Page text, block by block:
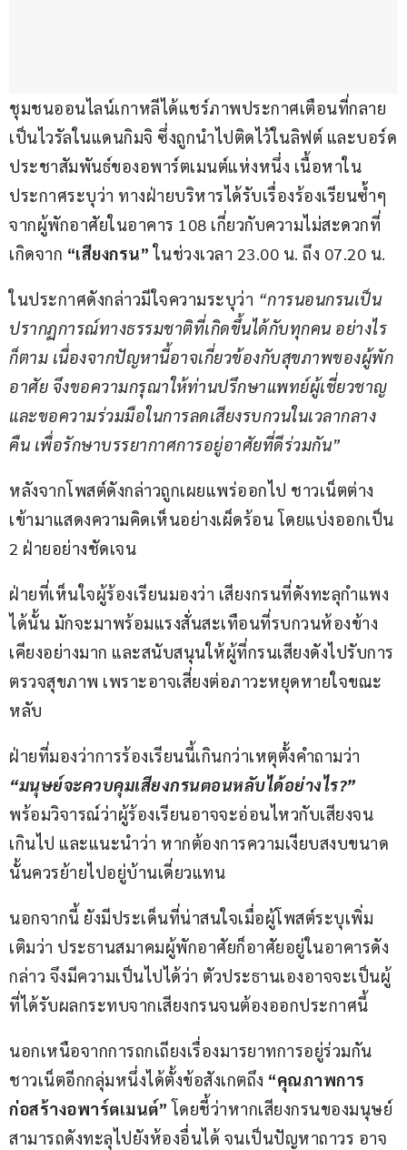
ชุมชนออนไลน์เกาหลีได้แชร์ภาพประกาศเตือนที่กลาย
เป็นไวรัลในแดนกิมจิ ซึ่งถูกนำไปติดไว้ในลิฟต์ และบอร์ด
ประชาสัมพันธ์ของอพาร์ตเมนต์แห่งหนึ่ง เนื้อหาใน
ประกาศระบุว่า ทางฝ่ายบริหารได้รับเรื่องร้องเรียนซ้ำๆ
จากผู้พักอาศัยในอาคาร 108 เกี่ยวกับความไม่สะดวกที่
เกิดจาก “เสียงกรน” ในช่วงเวลา 23.00 น. ถึง 07.20 น.
ในประกาศดังกล่าวมีใจความระบุว่า “การนอนกรนเป็น
ปรากฏการณ์ทางธรรมชาติที่เกิดขึ้นได้กับทุกคน อย่างไร
ก็ตาม เนื่องจากปัญหานี้อาจเกี่ยวข้องกับสุขภาพของผู้พัก
อาศัย จึงขอความกรุณาให้ท่านปรึกษาแพทย์ผู้เชี่ยวชาญ
และขอความร่วมมือในการลดเสียงรบกวนในเวลากลาง
คืน เพื่อรักษาบรรยากาศการอยู่อาศัยที่ดีร่วมกัน”
หลังจากโพสต์ดังกล่าวถูกเผยแพร่ออกไป ชาวเน็ตต่าง
เข้ามาแสดงความคิดเห็นอย่างเผ็ดร้อน โดยแบ่งออกเป็น
2 ฝ่ายอย่างชัดเจน
ฝ่ายที่เห็นใจผู้ร้องเรียนมองว่า เสียงกรนที่ดังทะลุกำแพง
ได้นั้น มักจะมาพร้อมแรงสั่นสะเทือนที่รบกวนห้องข้าง
เคียงอย่างมาก และสนับสนุนให้ผู้ที่กรนเสียงดังไปรับการ
ตรวจสุขภาพ เพราะอาจเสี่ยงต่อภาวะหยุดหายใจขณะ
หลับ
ฝ่ายที่มองว่าการร้องเรียนนี้เกินกว่าเหตุตั้งคำถามว่า
“มนุษย์จะควบคุมเสียงกรนตอนหลับได้อย่างไร?”
พร้อมวิจารณ์ว่าผู้ร้องเรียนอาจจะอ่อนไหวกับเสียงจน
เกินไป และแนะนำว่า หากต้องการความเงียบสงบขนาด
นั้นควรย้ายไปอยู่บ้านเดี่ยวแทน
นอกจากนี้ ยังมีประเด็นที่น่าสนใจเมื่อผู้โพสต์ระบุเพิ่ม
เติมว่า ประธานสมาคมผู้พักอาศัยก็อาศัยอยู่ในอาคารดัง
กล่าว จึงมีความเป็นไปได้ว่า ตัวประธานเองอาจจะเป็นผู้
ที่ได้รับผลกระทบจากเสียงกรนจนต้องออกประกาศนี้
นอกเหนือจากการถกเถียงเรื่องมารยาทการอยู่ร่วมกัน
ชาวเน็ตอีกกลุ่มหนึ่งได้ตั้งข้อสังเกตถึง “คุณภาพการ
ก่อสร้างอพาร์ตเมนต์” โดยชี้ว่าหากเสียงกรนของมนุษย์
สามารถดังทะลุไปยังห้องอื่นได้ จนเป็นปัญหาถาวร อาจ